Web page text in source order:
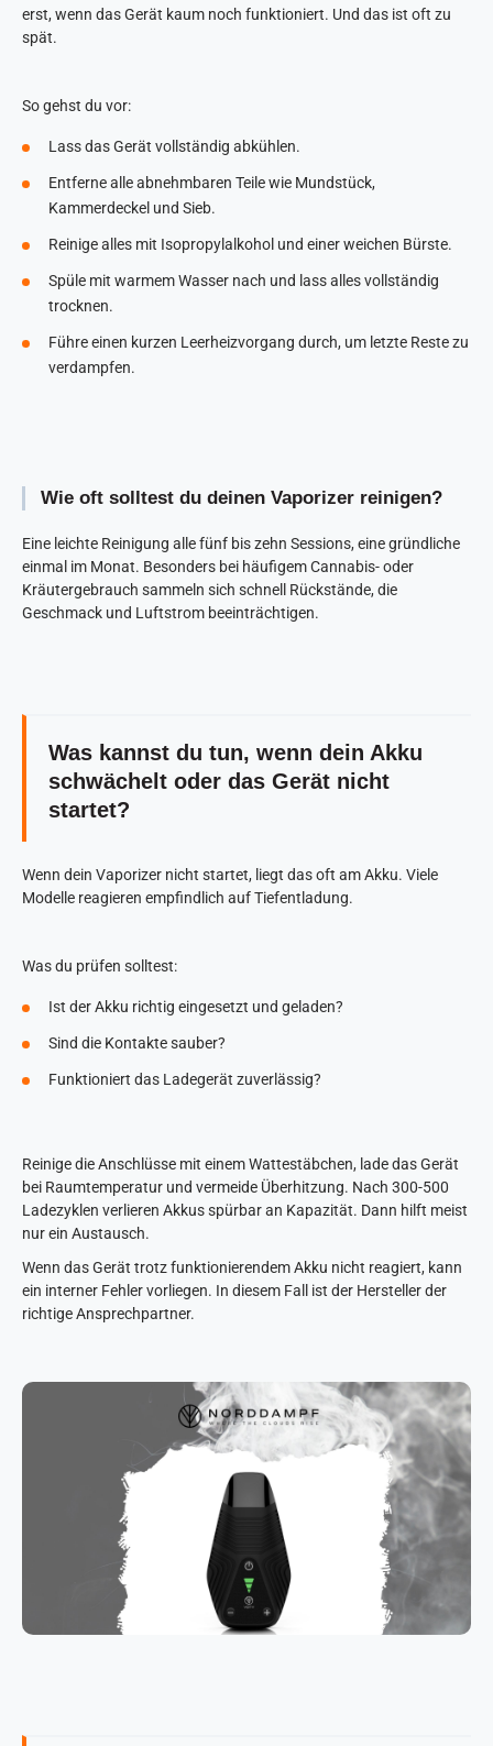
erst, wenn das Gerät kaum noch funktioniert. Und das ist oft zu
spät.
So gehst du vor:
Lass das Gerät vollständig abkühlen.
Entferne alle abnehmbaren Teile wie Mundstück,
Kammerdeckel und Sieb.
Reinige alles mit Isopropylalkohol und einer weichen Bürste.
Spüle mit warmem Wasser nach und lass alles vollständig
trocknen.
Führe einen kurzen Leerheizvorgang durch, um letzte Reste zu
verdampfen.
Wie oft solltest du deinen Vaporizer reinigen?
Eine leichte Reinigung alle fünf bis zehn Sessions, eine gründliche
einmal im Monat. Besonders bei häufigem Cannabis- oder
Kräutergebrauch sammeln sich schnell Rückstände, die
Geschmack und Luftstrom beeinträchtigen.
Was kannst du tun, wenn dein Akku
schwächelt oder das Gerät nicht
startet?
Wenn dein Vaporizer nicht startet, liegt das oft am Akku. Viele
Modelle reagieren empfindlich auf Tiefentladung.
Was du prüfen solltest:
Ist der Akku richtig eingesetzt und geladen?
Sind die Kontakte sauber?
Funktioniert das Ladegerät zuverlässig?
Reinige die Anschlüsse mit einem Wattestäbchen, lade das Gerät
bei Raumtemperatur und vermeide Überhitzung. Nach 300-500
Ladezyklen verlieren Akkus spürbar an Kapazität. Dann hilft meist
nur ein Austausch.
Wenn das Gerät trotz funktionierendem Akku nicht reagiert, kann
ein interner Fehler vorliegen. In diesem Fall ist der Hersteller der
richtige Ansprechpartner.